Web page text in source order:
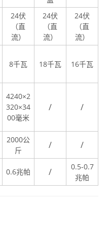
24伏
（直
流）
24伏
（直
流）
24伏
（直
流）
8千瓦 18千瓦 16千瓦
4240×2
320×34
00毫米
/ /
2000公
斤
/ /
0.6兆帕 /
0.5-0.7
兆帕